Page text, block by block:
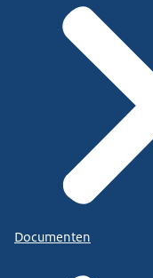
Documenten